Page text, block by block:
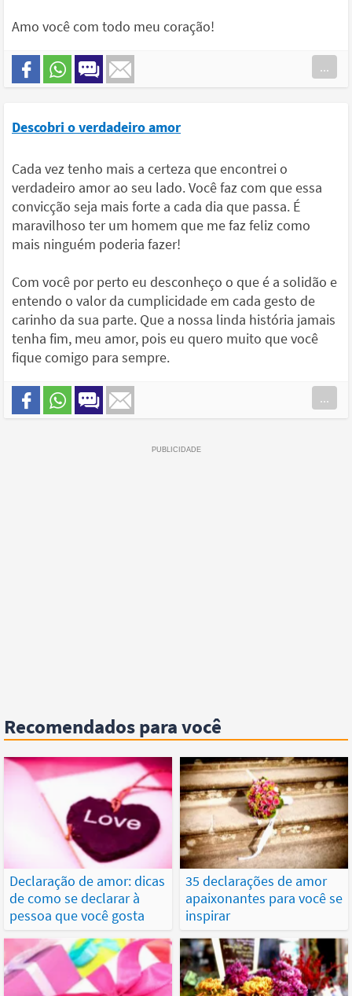
Amo você com todo meu coração!
...
Descobri o verdadeiro amor
Cada vez tenho mais a certeza que encontrei o
verdadeiro amor ao seu lado. Você faz com que essa
convicção seja mais forte a cada dia que passa. É
maravilhoso ter um homem que me faz feliz como
mais ninguém poderia fazer!
Com você por perto eu desconheço o que é a solidão e
entendo o valor da cumplicidade em cada gesto de
carinho da sua parte. Que a nossa linda história jamais
tenha fim, meu amor, pois eu quero muito que você
fique comigo para sempre.
...
Recomendados para você
Declaração de amor: dicas
de como se declarar à
pessoa que você gosta
35 declarações de amor
apaixonantes para você se
inspirar